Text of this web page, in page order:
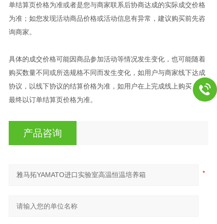
单结算页价格为准或者是您与商家联系后协商达成的实际成交价格
为准；如您发现活动商品价格或活动信息有异常，建议购买前先咨
询商家。
具体的成交价格可能因商品参加活动等情况发生变化，也可能随着
购买数量不同或所选规格不同而发生变化，如用户与商家线下达成
协议，以线下协议的结算价格为准，如用户在上完成线上购买，则
最终以订单结算页价格为准。
产品咨询